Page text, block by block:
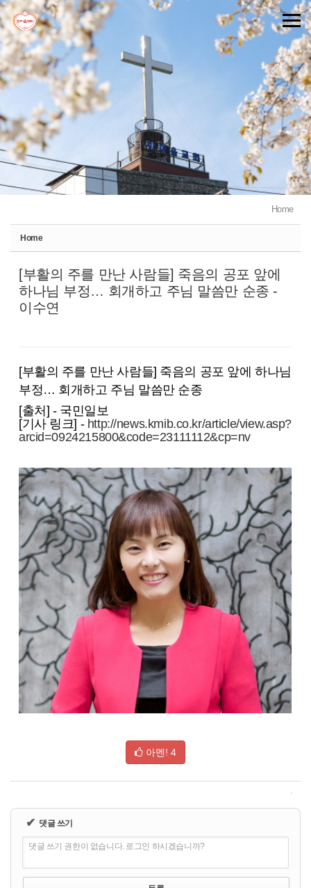
Home
Home
[부활의 주를 만난 사람들] 죽음의 공포 앞에
하나님 부정… 회개하고 주님 말씀만 순종 -
이수연
[부활의 주를 만난 사람들] 죽음의 공포 앞에 하나님
부정… 회개하고 주님 말씀만 순종
[출처] - 국민일보
[기사 링크] - http://news.kmib.co.kr/article/view.asp?
arcid=0924215800&code=23111112&cp=nv
아멘! 4
✔ 댓글 쓰기
댓글 쓰기 권한이 없습니다. 로그인 하시겠습니까?